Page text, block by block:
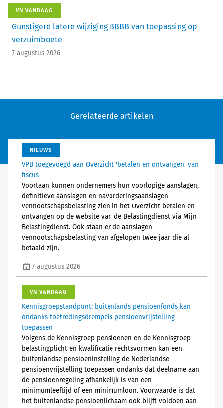
VN VANDAAG
Gunstigere latere wijziging BBBB van toepassing op
verzuimboete
7 augustus 2026
Gerelateerde artikelen
NIEUWS
VPB toegevoegd aan Overzicht 'betalen en ontvangen' van
fiscus
Voortaan kunnen ondernemers hun voorlopige aanslagen,
definitieve aanslagen en navorderingsaanslagen
vennootschapsbelasting zien in het Overzicht betalen en
ontvangen op de website van de Belastingdienst via Mijn
Belastingdienst. Ook staan er de aanslagen
vennootschapsbelasting van afgelopen twee jaar die al
betaald zijn.
7 augustus 2026
VN VANDAAG
Kennisgroepstandpunt: buitenlands pensioenfonds kan
ondanks toetredingsdrempels pensioenvrijstelling
toepassen
Volgens de Kennisgroep pensioenen en de Kennisgroep
belastingplicht en kwalificatie rechtsvormen kan een
buitenlandse pensioeninstelling de Nederlandse
pensioenvrijstelling toepassen ondanks dat deelname aan
de pensioenregeling afhankelijk is van een
minimumleeftijd of een minimumloon. Voorwaarde is dat
het buitenlandse pensioenlichaam ook blijft voldoen aan